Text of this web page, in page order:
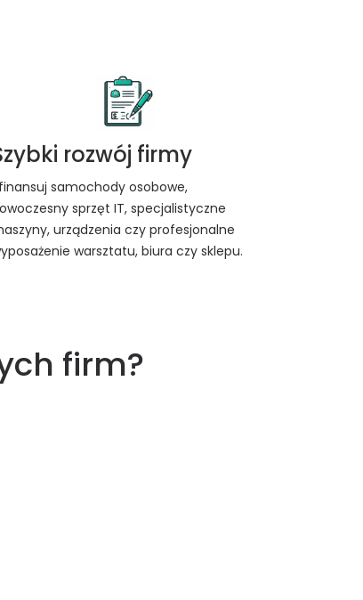
rozwój firmy
samochody osobowe,
sprzęt IT, specjalistyczne
urządzenia czy profesjonalne
warsztatu, biura czy sklepu.
firm?